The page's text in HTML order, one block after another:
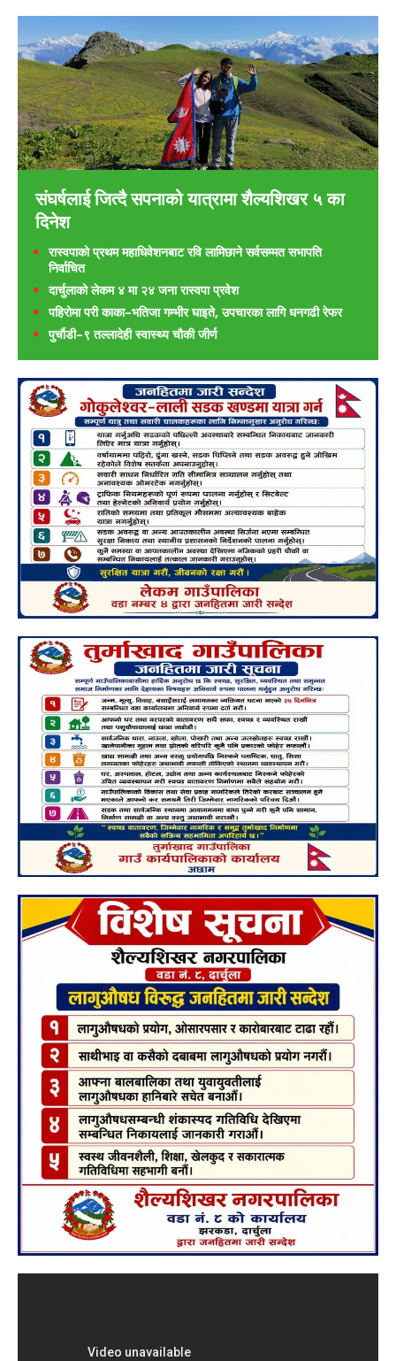
संघर्षलाई जित्दै सपनाको यात्रामा शैल्यशिखर ५ का
दिनेश
रास्वपाको प्रथम महाधिवेशनबाट रवि लामिछाने सर्वसम्मत सभापति
निर्वाचित
दार्चुलाको लेकम ४ मा २४ जना रास्वपा प्रवेश
पहिरोमा परी काका–भतिजा गम्भीर घाइते, उपचारका लागि धनगढी रेफर
पुर्चौडी–९ तल्लादेही स्वास्थ्य चौकी जीर्ण